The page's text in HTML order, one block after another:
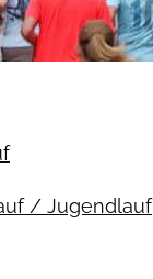
/ Jugendlauf